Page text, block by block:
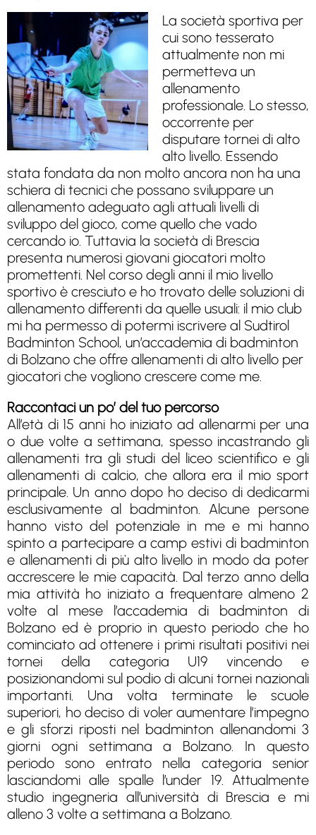
La società sportiva per
cui sono tesserato
attualmente non mi
permetteva un
allenamento
professionale. Lo stesso,
occorrente per
disputare tornei di alto
alto livello. Essendo
stata fondata da non molto ancora non ha una
schiera di tecnici che possano sviluppare un
allenamento adeguato agli attuali livelli di
sviluppo del gioco, come quello che vado
cercando io. Tuttavia la società di Brescia
presenta numerosi giovani giocatori molto
promettenti. Nel corso degli anni il mio livello
sportivo è cresciuto e ho trovato delle soluzioni di
allenamento differenti da quelle usuali: il mio club
mi ha permesso di potermi iscrivere al Sudtirol
Badminton School, un’accademia di badminton
di Bolzano che offre allenamenti di alto livello per
giocatori che vogliono crescere come me.
Raccontaci un po’ del tuo percorso
All’età di 15 anni ho iniziato ad allenarmi per una
o due volte a settimana, spesso incastrando gli
allenamenti tra gli studi del liceo scientifico e gli
allenamenti di calcio, che allora era il mio sport
principale. Un anno dopo ho deciso di dedicarmi
esclusivamente al badminton. Alcune persone
hanno visto del potenziale in me e mi hanno
spinto a partecipare a camp estivi di badminton
e allenamenti di più alto livello in modo da poter
accrescere le mie capacità. Dal terzo anno della
mia attività ho iniziato a frequentare almeno 2
volte al mese l’accademia di badminton di
Bolzano ed è proprio in questo periodo che ho
cominciato ad ottenere i primi risultati positivi nei
tornei della categoria U19 vincendo e
posizionandomi sul podio di alcuni tornei nazionali
importanti. Una volta terminate le scuole
superiori, ho deciso di voler aumentare l’impegno
e gli sforzi riposti nel badminton allenandomi 3
giorni ogni settimana a Bolzano. In questo
periodo sono entrato nella categoria senior
lasciandomi alle spalle l’under 19. Attualmente
studio ingegneria all’università di Brescia e mi
alleno 3 volte a settimana a Bolzano.